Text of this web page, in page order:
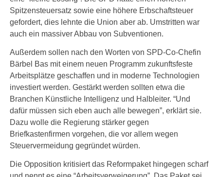
Spitzensteuersatz sowie eine höhere Erbschaftsteuer
gefordert, dies lehnte die Union aber ab. Umstritten war
auch ein massiver Abbau von Subventionen.
Außerdem sollen nach den Worten von SPD-Co-Chefin
Bärbel Bas mit einem neuen Programm zukunftsfeste
Arbeitsplätze geschaffen und in moderne Technologien
investiert werden. Gestärkt werden sollten etwa die
Branchen Künstliche Intelligenz und Halbleiter. “Und
dafür müssen sich eben auch alle bewegen”, erklärt sie.
Dazu wolle die Regierung stärker gegen
Briefkastenfirmen vorgehen, die vor allem wegen
Steuervermeidung gegründet würden.
Die Opposition kritisiert das Reformpaket hingegen scharf